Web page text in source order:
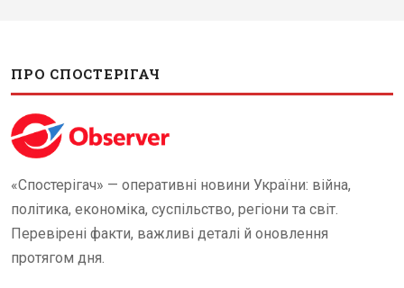
ПРО СПОСТЕРІГАЧ
«Спостерігач» — оперативні новини України: війна,
політика, економіка, суспільство, регіони та світ.
Перевірені факти, важливі деталі й оновлення
протягом дня.